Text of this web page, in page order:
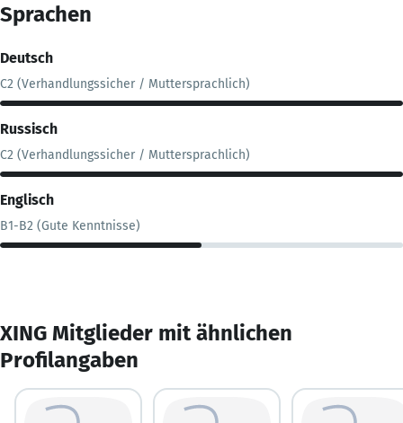
Sprachen
Deutsch
C2 (Verhandlungssicher / Muttersprachlich)
Russisch
C2 (Verhandlungssicher / Muttersprachlich)
Englisch
B1-B2 (Gute Kenntnisse)
XING Mitglieder mit ähnlichen
Profilangaben